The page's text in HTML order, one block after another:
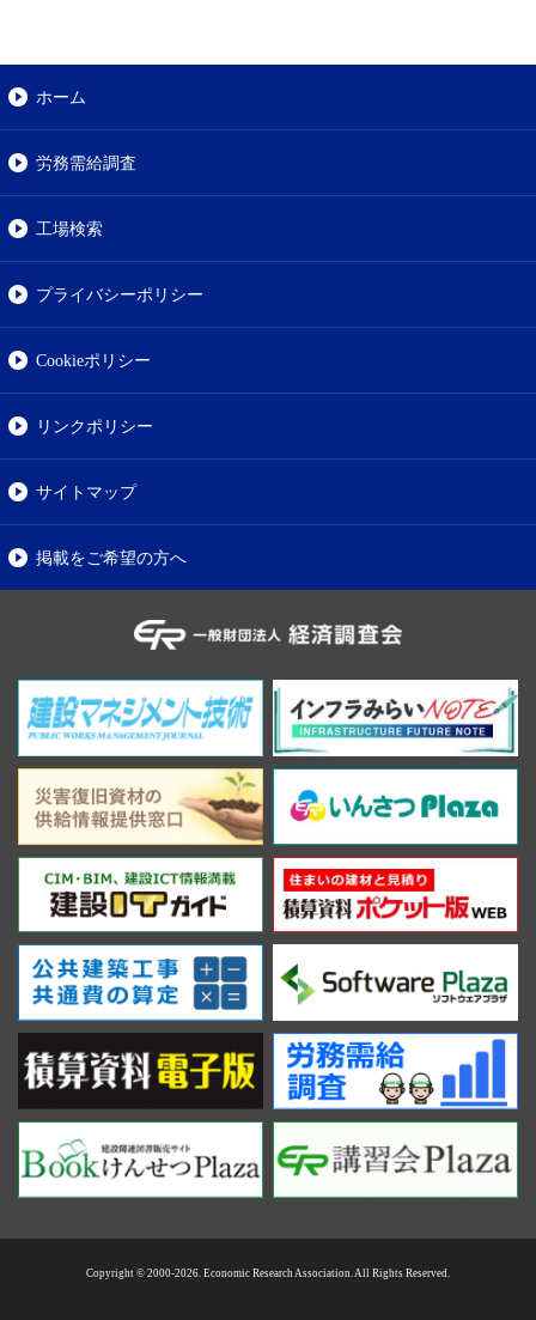
ホーム
労務需給調査
工場検索
プライバシーポリシー
Cookieポリシー
リンクポリシー
サイトマップ
掲載をご希望の方へ
Copyright © 2000-2026. Economic Research Association. All Rights Reserved.